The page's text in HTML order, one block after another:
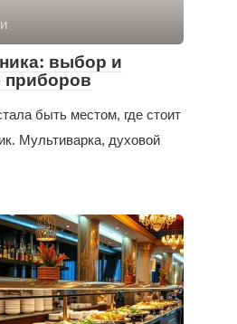
выбор и
приборов
быть местом, где стоит
Мультиварка, духовой